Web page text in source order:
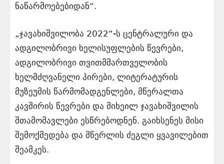
ნაწარმოებებიდან“.
„ჯავახიშვილობა 2022“-ს ცენტრალური და
ადგილობრივი ხელისუფლების წევრები,
ადგილობრივი თვითმმართველობის
ხელმძღვანელი პირები, ლიტერატურის
მუზეუმის წარმომადგენლები, მწერალთა
კავშირის წევრები და მიხეილ ჯავახიშვილის
შთამომავლები ესწრებოდნენ. გაიხსენეს მისი
შემოქმედება და მწერლის ძეგლი ყვავილებით
შეამკეს.